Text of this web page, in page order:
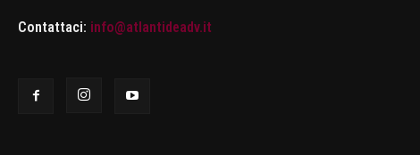
Contattaci: info@atlantideadv.it